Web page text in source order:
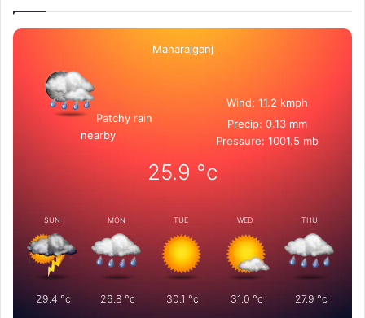
Maharajganj
Patchy rain
nearby
Wind: 11.2 kmph
Precip: 0.13 mm
Pressure: 1001.5 mb
25.9 °c
SUN
29.4 °c
MON
26.8 °c
TUE
30.1 °c
WED
31.0 °c
THU
27.9 °c